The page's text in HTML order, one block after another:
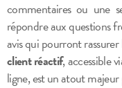
commentaires ou une
répondre aux questions
avis qui pourront
client réactif, accessible
ligne, est un atout